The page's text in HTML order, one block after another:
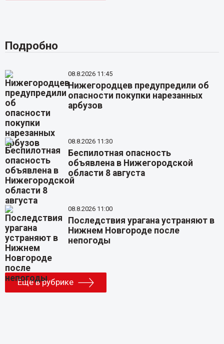
Подробно
08.8.2026 11:45
Нижегородцев предупредили об
опасности покупки нарезанных
арбузов
08.8.2026 11:30
Беспилотная опасность
объявлена в Нижегородской
области 8 августа
08.8.2026 11:00
Последствия урагана устраняют в
Нижнем Новгороде после
непогоды
Еще в рубрике